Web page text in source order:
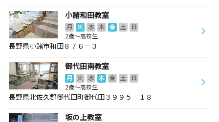
小諸和田教室
月 火 水 木 金 土
日
2歳～高校生
長野県小諸市和田８７６－３
御代田南教室
月 火 水 木 金 土
日
2歳～高校生
長野県北佐久郡御代田町御代田３９９５－１８
坂の上教室